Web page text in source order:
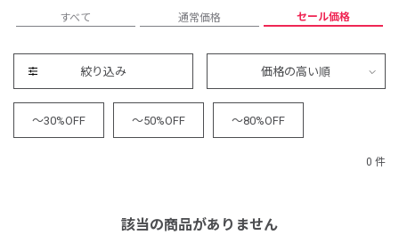
すべて 通常価格 セール価格
絞り込み 価格の高い順
～30%OFF ～50%OFF ～80%OFF
0 件
該当の商品がありません